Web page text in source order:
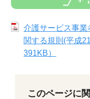
介護サービス事
関する規則(平成
391KB）
このページに